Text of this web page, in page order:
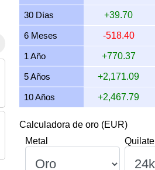
30 Días +39.70
6 Meses -518.40
1 Año +770.37
5 Años +2,171.09
10 Años +2,467.79
Calculadora de oro (EUR)
Metal
Quilate